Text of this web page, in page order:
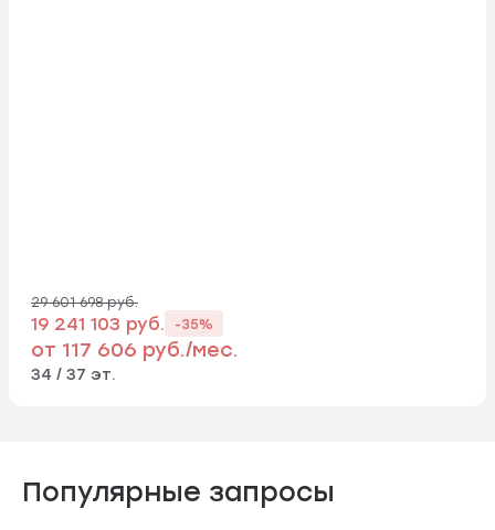
29 601 698 руб.
19 241 103 руб. -35%
от 117 606 руб./мес.
34 / 37 эт.
Популярные запросы